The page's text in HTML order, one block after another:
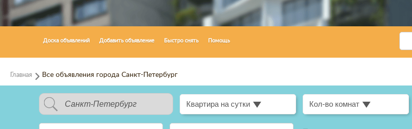
Доска объявлений Добавить объявление Быстро снять Помощь
Главная Все объявления города Санкт-Петербург
Квартира на сутки Кол-во комнат